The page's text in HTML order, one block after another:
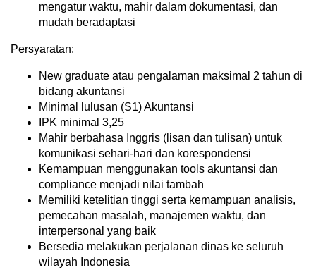
mengatur waktu, mahir dalam dokumentasi, dan
mudah beradaptasi
Persyaratan:
New graduate atau pengalaman maksimal 2 tahun di
bidang akuntansi
Minimal lulusan (S1) Akuntansi
IPK minimal 3,25
Mahir berbahasa Inggris (lisan dan tulisan) untuk
komunikasi sehari-hari dan korespondensi
Kemampuan menggunakan tools akuntansi dan
compliance menjadi nilai tambah
Memiliki ketelitian tinggi serta kemampuan analisis,
pemecahan masalah, manajemen waktu, dan
interpersonal yang baik
Bersedia melakukan perjalanan dinas ke seluruh
wilayah Indonesia